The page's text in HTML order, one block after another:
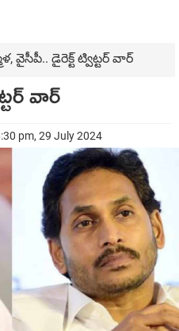
వైసీపీ.. డైరెక్ట్ ట్విట్టర్ వార్
వార్
pm, 29 July 2024